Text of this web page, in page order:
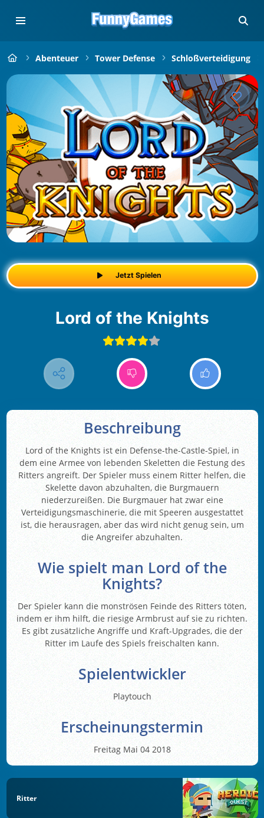
Abenteuer Tower Defense Schloßverteidigung
Jetzt Spielen
Lord of the Knights
Beschreibung
Lord of the Knights ist ein Defense-the-Castle-Spiel, in
dem eine Armee von lebenden Skeletten die Festung des
Ritters angreift. Der Spieler muss einem Ritter helfen, die
Skelette davon abzuhalten, die Burgmauern
niederzureißen. Die Burgmauer hat zwar eine
Verteidigungsmaschinerie, die mit Speeren ausgestattet
ist, die herausragen, aber das wird nicht genug sein, um
die Angreifer abzuhalten.
Wie spielt man Lord of the
Knights?
Der Spieler kann die monströsen Feinde des Ritters töten,
indem er ihm hilft, die riesige Armbrust auf sie zu richten.
Es gibt zusätzliche Angriffe und Kraft-Upgrades, die der
Ritter im Laufe des Spiels freischalten kann.
Spielentwickler
Playtouch
Erscheinungstermin
Freitag Mai 04 2018
Ritter